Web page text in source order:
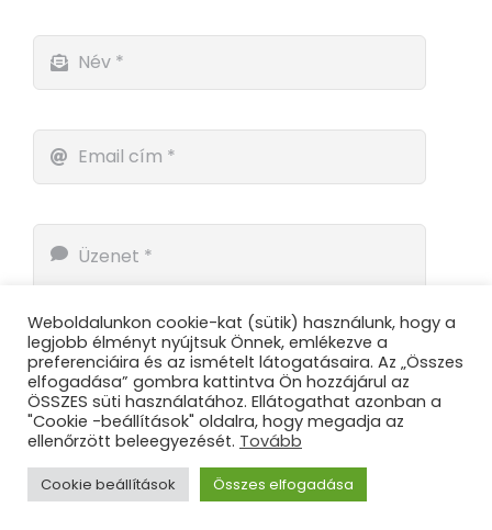
Küldés
Weboldalunkon cookie-kat (sütik) használunk, hogy a
legjobb élményt nyújtsuk Önnek, emlékezve a
preferenciáira és az ismételt látogatásaira. Az „Összes
elfogadása” gombra kattintva Ön hozzájárul az
ÖSSZES süti használatához. Ellátogathat azonban a
"Cookie -beállítások" oldalra, hogy megadja az
ellenőrzött beleegyezését. Tovább
Cookie beállítások Összes elfogadása